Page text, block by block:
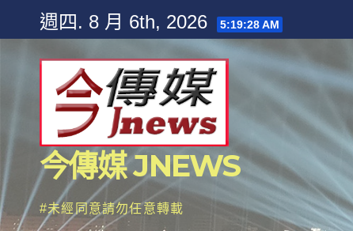
content
週四. 8 月 6th, 2026 5:19:30 AM
今傳媒 JNEWS
#未經同意請勿任意轉載